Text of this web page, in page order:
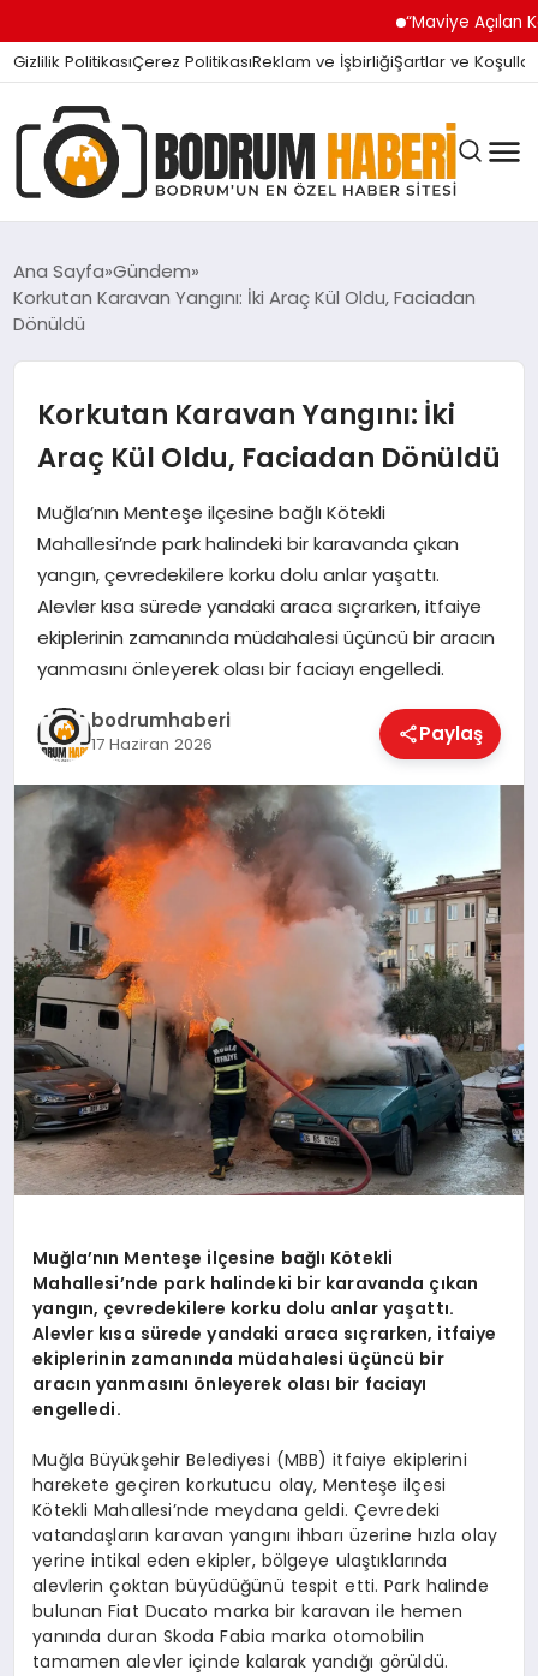
“Maviye Açılan Kapı”
Gizlilik PolitikasıÇerez PolitikasıReklam ve İşbirliğiŞartlar ve Koşullar
BODRUM BODRUM
SIYASET
MAGAZIN
KÖŞE YAZILARI
YAŞAM
MUĞLA
☰
Ana Sayfa Gündem
Korkutan Karavan Yangını: İki Araç Kül Oldu, Faciadan
Dönüldü
Korkutan Karavan Yangını: İki
Araç Kül Oldu, Faciadan Dönüldü
Muğla’nın Menteşe ilçesine bağlı Kötekli
Mahallesi’nde park halindeki bir karavanda çıkan
yangın, çevredekilere korku dolu anlar yaşattı.
Alevler kısa sürede yandaki araca sıçrarken, itfaiye
ekiplerinin zamanında müdahalesi üçüncü bir aracın
yanmasını önleyerek olası bir faciayı engelledi.
bodrumhaberi
17 Haziran 2026 Paylaş
Muğla’nın Menteşe ilçesine bağlı Kötekli
Mahallesi’nde park halindeki bir karavanda çıkan
yangın, çevredekilere korku dolu anlar yaşattı.
Alevler kısa sürede yandaki araca sıçrarken, itfaiye
ekiplerinin zamanında müdahalesi üçüncü bir
aracın yanmasını önleyerek olası bir faciayı
engelledi.
Muğla Büyükşehir Belediyesi (MBB) itfaiye ekiplerini
harekete geçiren korkutucu olay, Menteşe ilçesi
Kötekli Mahallesi’nde meydana geldi. Çevredeki
vatandaşların karavan yangını ihbarı üzerine hızla olay
yerine intikal eden ekipler, bölgeye ulaştıklarında
alevlerin çoktan büyüdüğünü tespit etti. Park halinde
bulunan Fiat Ducato marka bir karavan ile hemen
yanında duran Skoda Fabia marka otomobilin
tamamen alevler içinde kalarak yandığı görüldü.